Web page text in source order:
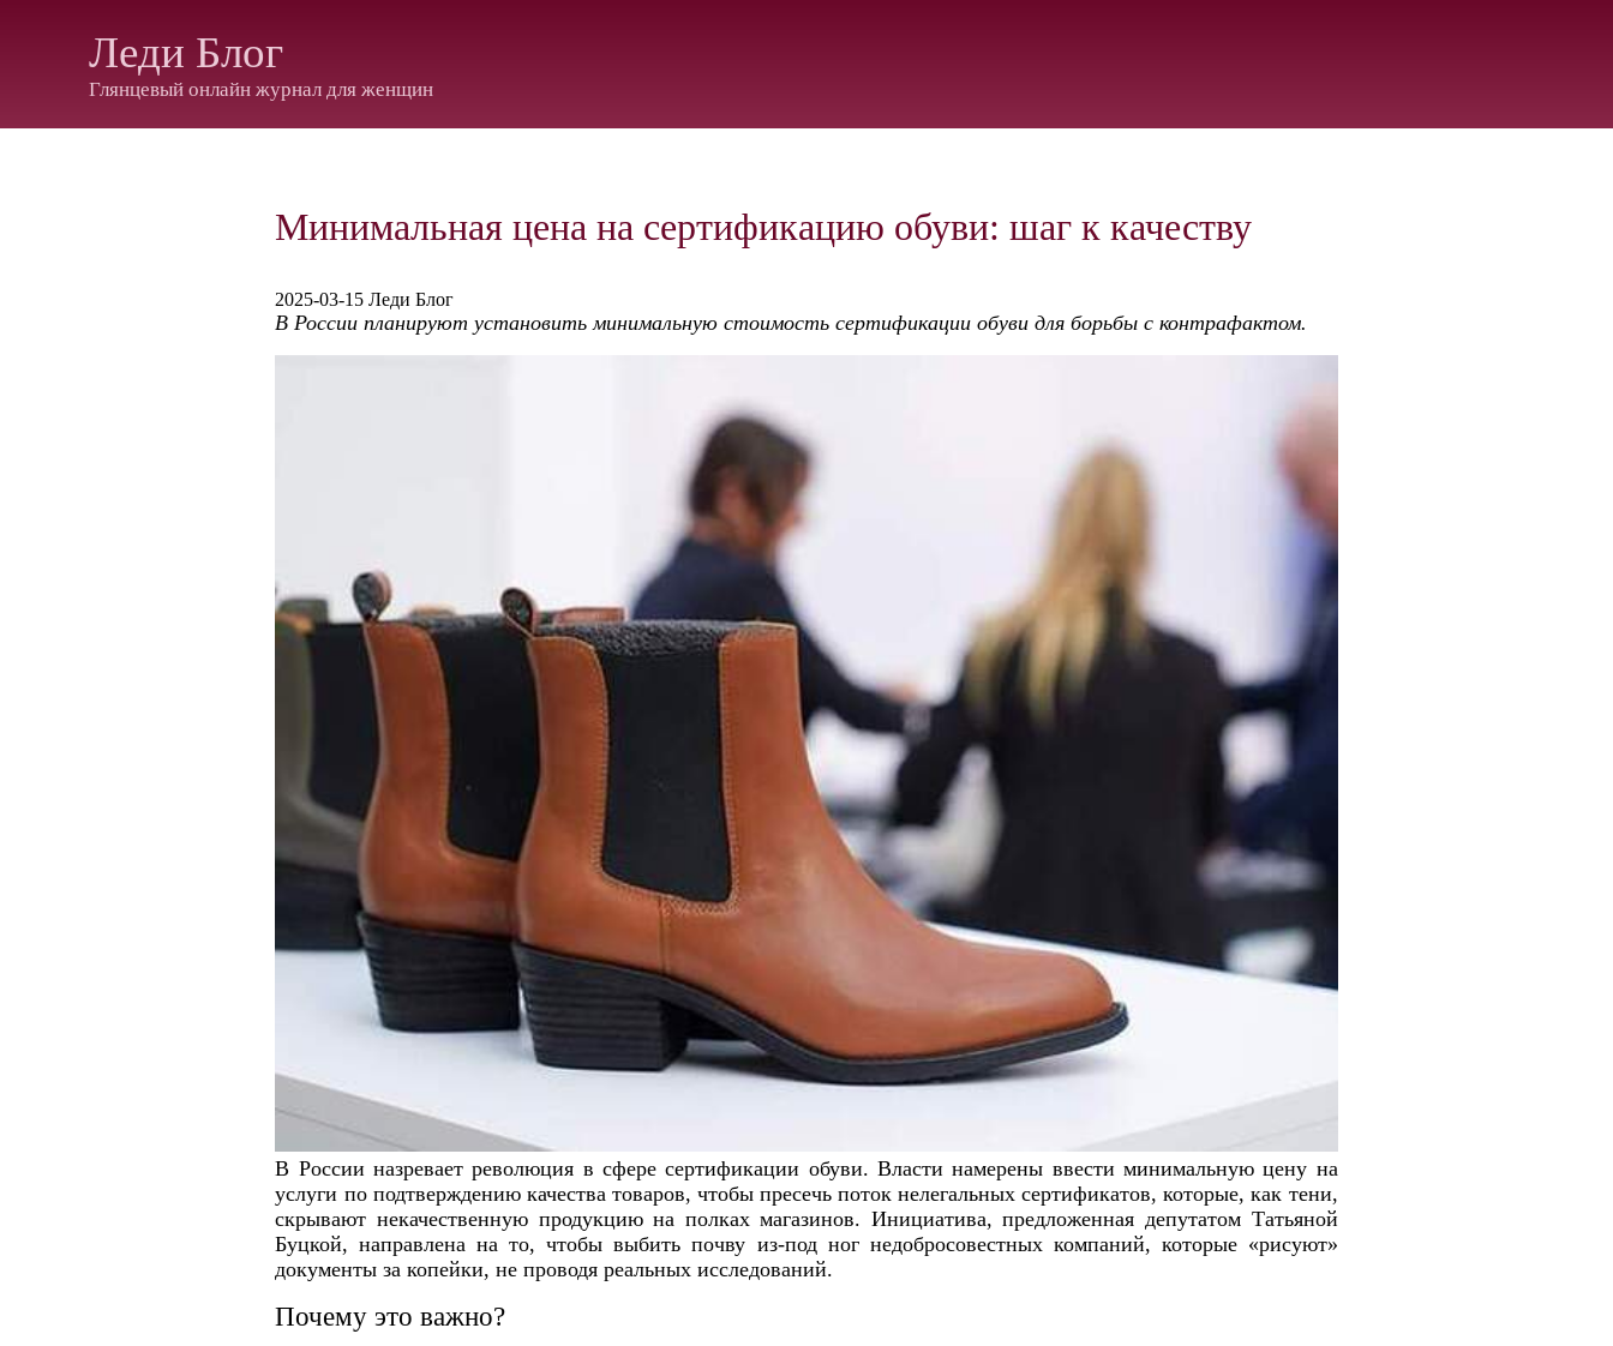
Леди Блог
Глянцевый онлайн журнал для женщин
Минимальная цена на сертификацию обуви: шаг к качеству
2025-03-15 Леди Блог
В России планируют установить минимальную стоимость сертификации обуви для борьбы с контрафактом.
В России назревает революция в сфере сертификации обуви. Власти намерены ввести минимальную цену на
услуги по подтверждению качества товаров, чтобы пресечь поток нелегальных сертификатов, которые, как тени,
скрывают некачественную продукцию на полках магазинов. Инициатива, предложенная депутатом Татьяной
Буцкой, направлена на то, чтобы выбить почву из-под ног недобросовестных компаний, которые «рисуют»
документы за копейки, не проводя реальных исследований.
Почему это важно?